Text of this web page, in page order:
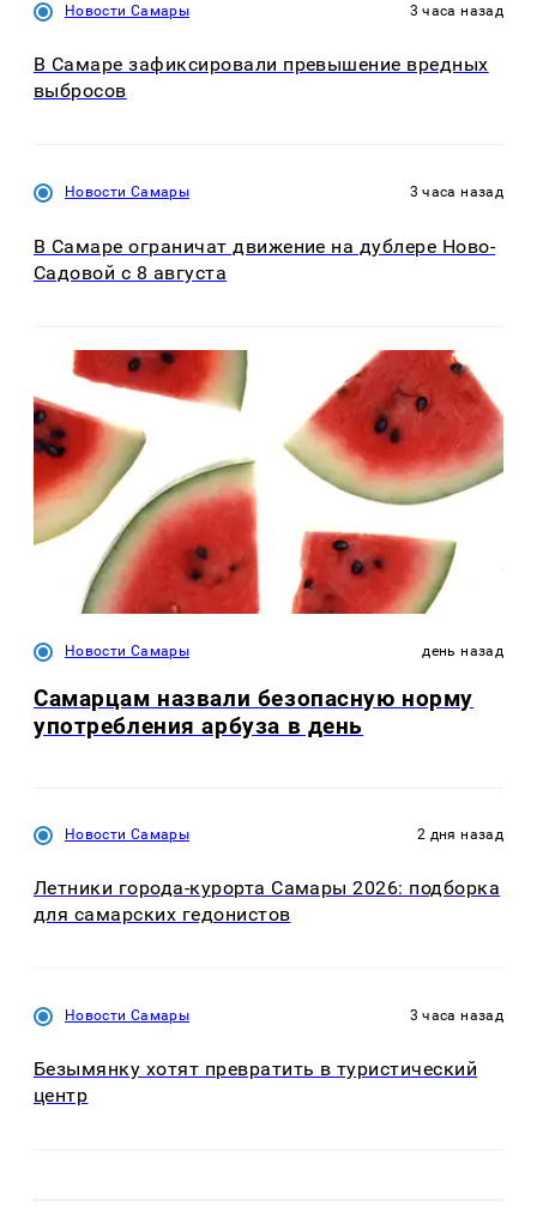
Новости Самары 3 часа назад
В Самаре зафиксировали превышение вредных
выбросов
Новости Самары 3 часа назад
В Самаре ограничат движение на дублере Ново-
Садовой с 8 августа
Новости Самары день назад
Самарцам назвали безопасную норму
употребления арбуза в день
Новости Самары 2 дня назад
Летники города-курорта Самары 2026: подборка
для самарских гедонистов
Новости Самары 3 часа назад
Безымянку хотят превратить в туристический
центр